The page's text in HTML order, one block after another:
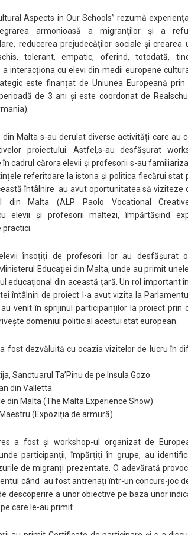
Aspects in Our Schools” rezumă
armonioasă a migranților și a
reducerea prejudecăților sociale și crearea
tolerant, empatic, oferind, totodată,
interacționa cu elevi din medii europene
este finanțat de Uniunea Europeană prin
de 3 ani și este coordonat de
din Malta s-au derulat diverse activități care au
proiectului. Astfel,s-au desfășurat
cadrul cărora elevii și profesorii s-au
referitoare la istoria și politica fiecărui stat
întâlnire au avut oportunitatea să viziteze
din Malta (ALP Paolo Vocational
elevii și profesorii maltezi, împărtășind
însoțiți de profesorii lor au desfășurat
Educației din Malta, unde au primit
educațional din această țară. Un rol important
întâlniri de proiect l-a avut vizita la
venit în sprijinul participanților la proiect prin
domeniul politic al acestui stat european.
fost dezvăluită cu ocazia vizitelor de lucru în
Sanctuarul Ta’Pinu de pe Insula Gozo
din Valletta
din Malta (The Malta Experience Show)
(Expoziția de armură)
a fost și workshop-ul organizat de
participanții, împărțiți în grupe, au
de migranți prezentate. O adevărată
când au fost antrenați într-un concurs-joc
descoperire a unor obiective pe baza unor
care le-au primit.